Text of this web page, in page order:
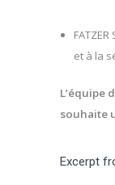
et à la
L’équipe
souhaite
Excerpt